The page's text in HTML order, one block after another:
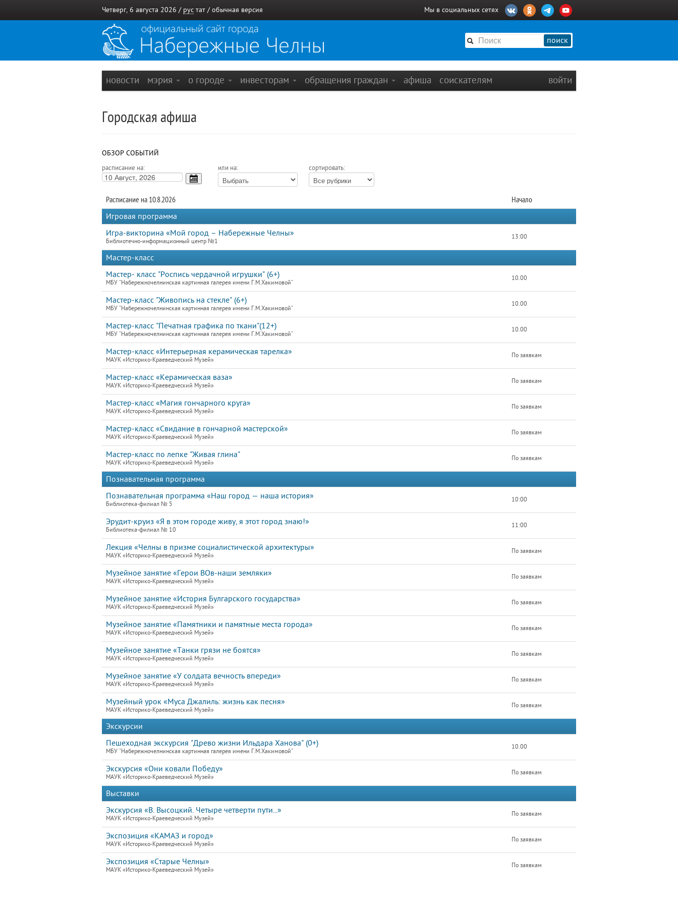
Четверг, 6 августа 2026 / рус тат / обычная версия Мы в социальных сетях
поиск
новости мэрия о городе инвесторам обращения граждан афиша соискателям войти
Городская афиша
ОБЗОР СОБЫТИЙ
расписание на: или на: сортировать:
Расписание на 10.8.2026
Начало
Игровая программа
Игра-викторина «Мой город – Набережные Челны»
Библиотечно-информационный центр №1
13:00
Мастер-класс
Мастер- класс "Роспись чердачной игрушки" (6+)
МБУ "Набережночелнинская картинная галерея имени Г.М.Хакимовой"
10.00
Мастер-класс "Живопись на стекле" (6+)
МБУ "Набережночелнинская картинная галерея имени Г.М.Хакимовой"
10.00
Мастер-класс "Печатная графика по ткани"(12+)
МБУ "Набережночелнинская картинная галерея имени Г.М.Хакимовой"
10.00
Мастер-класс «Интерьерная керамическая тарелка»
МАУК «Историко-Краеведческий Музей»
По заявкам
Мастер-класс «Керамическая ваза»
МАУК «Историко-Краеведческий Музей»
По заявкам
Мастер-класс «Магия гончарного круга»
МАУК «Историко-Краеведческий Музей»
По заявкам
Мастер-класс «Свидание в гончарной мастерской»
МАУК «Историко-Краеведческий Музей»
По заявкам
Мастер-класс по лепке "Живая глина"
МАУК «Историко-Краеведческий Музей»
По заявкам
Познавательная программа
Познавательная программа «Наш город — наша история»
Библиотека-филиал № 5
10:00
Эрудит-круиз «Я в этом городе живу, я этот город знаю!»
Библиотека-филиал № 10
11:00
Лекция «Челны в призме социалистической архитектуры»
МАУК «Историко-Краеведческий Музей»
По заявкам
Музейное занятие «Герои ВОв-наши земляки»
МАУК «Историко-Краеведческий Музей»
По заявкам
Музейное занятие «История Булгарского государства»
МАУК «Историко-Краеведческий Музей»
По заявкам
Музейное занятие «Памятники и памятные места города»
МАУК «Историко-Краеведческий Музей»
По заявкам
Музейное занятие «Танки грязи не боятся»
МАУК «Историко-Краеведческий Музей»
По заявкам
Музейное занятие «У солдата вечность впереди»
МАУК «Историко-Краеведческий Музей»
По заявкам
Музейный урок «Муса Джалиль: жизнь как песня»
МАУК «Историко-Краеведческий Музей»
По заявкам
Экскурсии
Пешеходная экскурсия "Древо жизни Ильдара Ханова" (0+)
МБУ "Набережночелнинская картинная галерея имени Г.М.Хакимовой"
10.00
Экскурсия «Они ковали Победу»
МАУК «Историко-Краеведческий Музей»
По заявкам
Выставки
Экскурсия «В. Высоцкий. Четыре четверти пути...»
МАУК «Историко-Краеведческий Музей»
По заявкам
Экспозиция «КАМАЗ и город»
МАУК «Историко-Краеведческий Музей»
По заявкам
Экспозиция «Старые Челны»
МАУК «Историко-Краеведческий Музей»
По заявкам